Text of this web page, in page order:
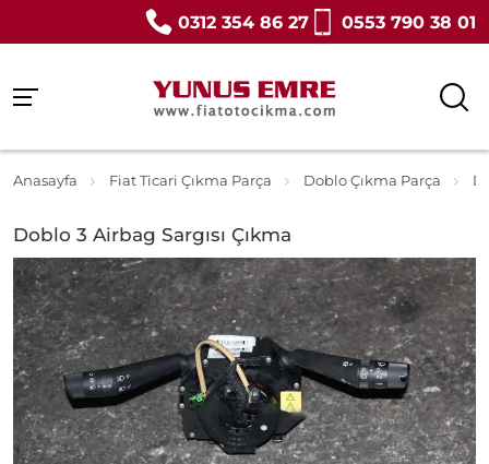
0312 354 86 27 0553 790 38 01
Anasayfa Fiat Ticari Çıkma Parça Doblo Çıkma Parça
Doblo 3 Airbag Sargısı Çıkma